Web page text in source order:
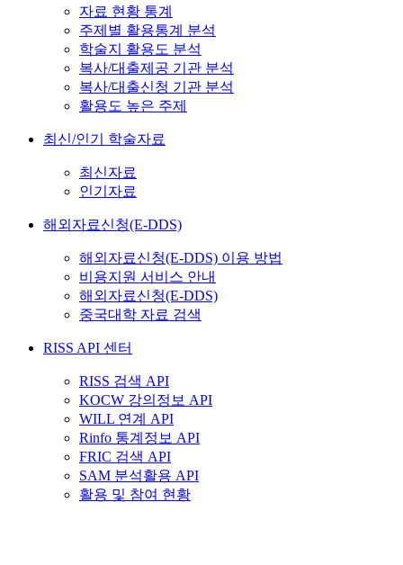
자료 현황 통계
주제별 활용통계 분석
학술지 활용도 분석
복사/대출제공 기관 분석
복사/대출신청 기관 분석
활용도 높은 주제
최신/인기 학술자료
최신자료
인기자료
해외자료신청(E-DDS)
해외자료신청(E-DDS) 이용 방법
비용지원 서비스 안내
해외자료신청(E-DDS)
중국대학 자료 검색
RISS API 센터
RISS 검색 API
KOCW 강의정보 API
WILL 연계 API
Rinfo 통계정보 API
FRIC 검색 API
SAM 분석활용 API
활용 및 참여 현황